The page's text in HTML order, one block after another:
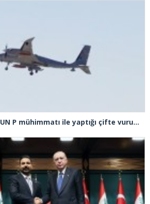
AKINCI TİHA, TOLUN P mühimmatı ile yaptığı çifte vuruşta hedefi tam isabetle vurdu